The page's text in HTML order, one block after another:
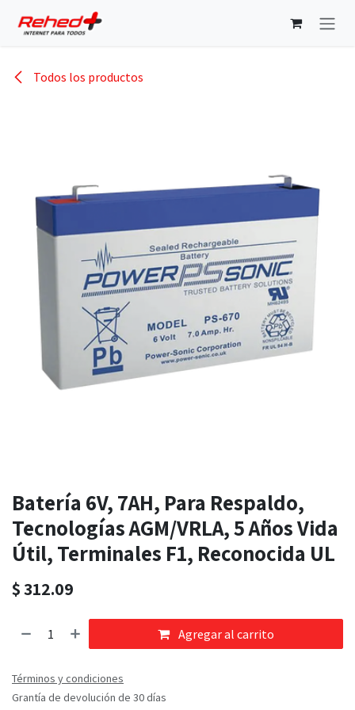
Todos los productos
Batería 6V, 7AH, Para Respaldo,
Tecnologías AGM/VRLA, 5 Años Vida
Útil, Terminales F1, Reconocida UL
$312.09
Agregar al carrito
Términos y condiciones
Grantía de devolución de 30 días